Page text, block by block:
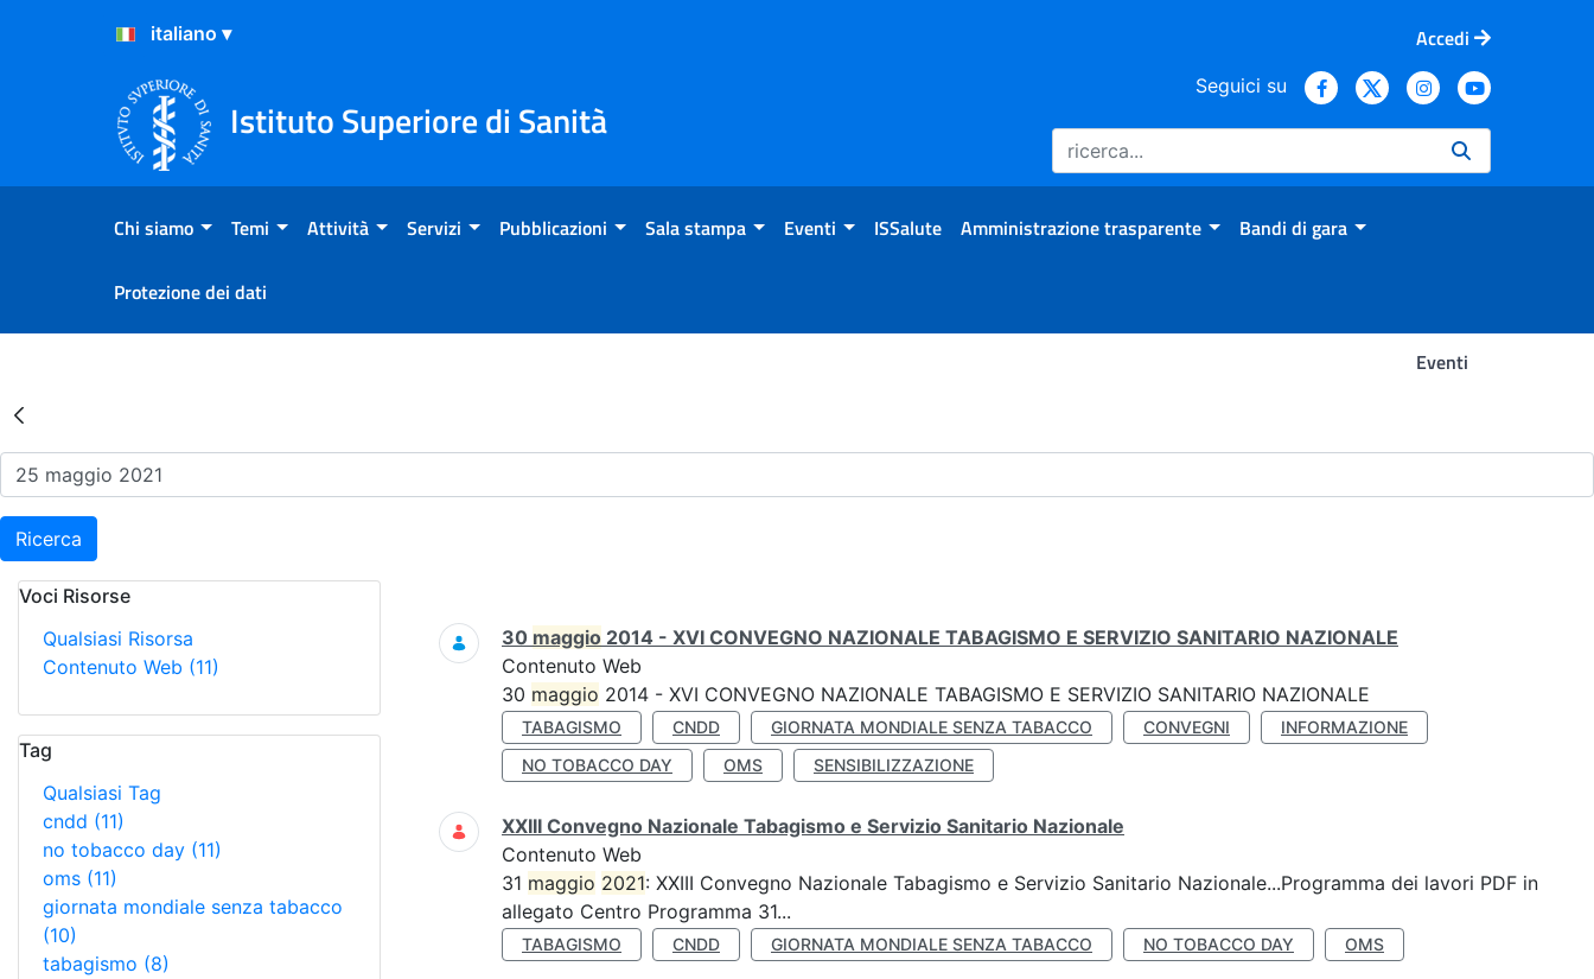
Salta al Contenuto
Salta al Footer
Accedi
Istituto Superiore di Sanità
Seguici su
Chi siamo Temi Attività Servizi Pubblicazioni Sala stampa Eventi ISSalute Amministrazione trasparente Bandi di gara
Protezione dei dati
Eventi
Risultati della Ricerca - Eventi
Ricerca
Voci Risorse
Qualsiasi Risorsa
Contenuto Web (11)
Tag
Qualsiasi Tag
cndd (11)
no tobacco day (11)
oms (11)
giornata mondiale senza tabacco
(10)
tabagismo (8)
Ricerca
30 maggio 2014 - XVI CONVEGNO NAZIONALE TABAGISMO E SERVIZIO SANITARIO NAZIONALE
Contenuto Web
30 maggio 2014 - XVI CONVEGNO NAZIONALE TABAGISMO E SERVIZIO SANITARIO NAZIONALE
TABAGISMO CNDD GIORNATA MONDIALE SENZA TABACCO CONVEGNI
INFORMAZIONE
NO TOBACCO DAY
OMS SENSIBILIZZAZIONE
XXIII Convegno Nazionale Tabagismo e Servizio Sanitario Nazionale
Contenuto Web
31 maggio 2021: XXIII Convegno Nazionale Tabagismo e Servizio Sanitario Nazionale...Programma dei lavori PDF in
allegato Centro Programma 31...
TABAGISMO CNDD GIORNATA MONDIALE SENZA TABACCO NO TOBACCO DAY OMS